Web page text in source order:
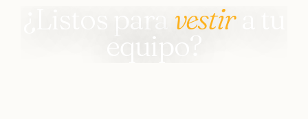
vestira tu
equipo?